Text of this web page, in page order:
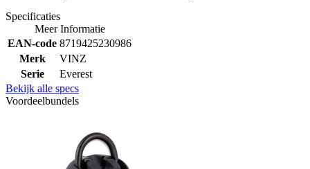
Specificaties
Meer Informatie
EAN-code 8719425230986
Merk
VINZ
Serie
Everest
Bekijk alle specs
Voordeelbundels